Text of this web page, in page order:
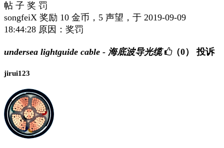
帖 子 奖 罚
songfeiX 奖励 10 金币，5 声望，于 2019-09-09
18:44:28 原因：奖罚
undersea lightguide cable - 海底波导光缆 （0） 投诉
jirui123